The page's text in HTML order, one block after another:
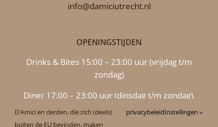
info@damiciutrecht.nl
OPENINGSTIJDEN
Drinks & Bites 15:00 – 23:00 uur (vrijdag t/m
zondag)
Diner 17:00 – 23:00 uur (dinsdag t/m zondag),
maandag 17.00 uur – 22.00 uur
D'Amici en derden, die zich (deels)
buiten de EU bevinden, maken
privacybeleidInstellingen